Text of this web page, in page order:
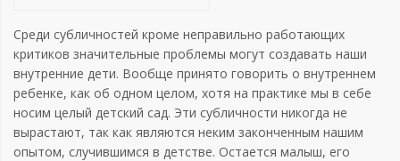
Среди субличностей кроме неправильно работающих
критиков значительные проблемы могут создавать наши
внутренние дети. Вообще принято говорить о внутреннем
ребенке, как об одном целом, хотя на практике мы в себе
носим целый детский сад. Эти субличности никогда не
вырастают, так как являются неким законченным нашим
опытом, случившимся в детстве. Остается малыш, его